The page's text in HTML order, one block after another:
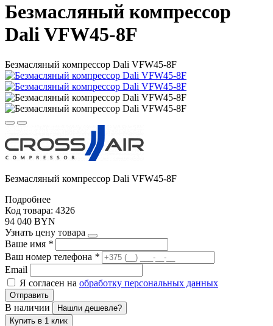
Безмасляный компрессор
Dali VFW45-8F
Безмасляный компрессор Dali VFW45-8F
Безмасляный компрессор Dali VFW45-8F
Подробнее
Код товара: 4326
94 040 BYN
Узнать цену товара
Ваше имя *
Ваш номер телефона *
Email
Я согласен на обработку персональных данных
Отправить
В наличии
Нашли дешевле?
Купить в 1 клик